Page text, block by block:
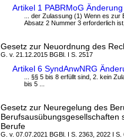
Artikel 1 PABRMoG
... der Zulassung (1) Wenn es
Absatz 2 Nummer 3 erforderlich ist,
Gesetz zur Neuordnung des
G. v. 21.12.2015 BGBl. I S. 2517
Artikel 6 SyndAnwNRG
... §§ 5 bis 8 erfüllt sind, 2. kein
bis 5 ...
Gesetz zur Neuregelung des
Berufsausübungsgesellschaften
Berufe
G. v. 07.07.2021 BGBl. I S. 2363, 2022 I S.